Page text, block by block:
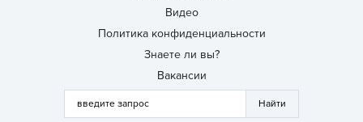
Видео
Политика конфиденциальности
Знаете ли вы?
Вакансии